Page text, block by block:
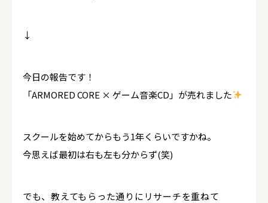
↓
今日の報告です！
「ARMORED CORE × ゲーム音楽CD」が売れました
スクールを始めてからもう1年くらいですかね。
今思えば最初は右も左も分からず(笑)
でも、教えてもらった通りにリサーチを重ねて